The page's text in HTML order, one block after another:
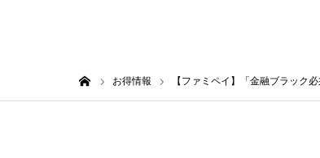
お得情報 【ファミペイ】「金融ブラック